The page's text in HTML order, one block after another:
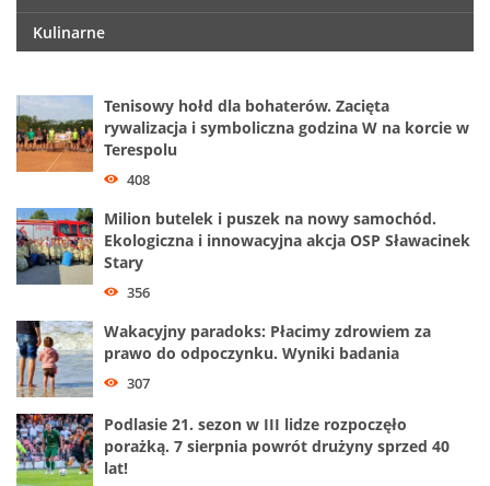
Kulinarne
Tenisowy hołd dla bohaterów. Zacięta
rywalizacja i symboliczna godzina W na korcie w
Terespolu
408
Milion butelek i puszek na nowy samochód.
Ekologiczna i innowacyjna akcja OSP Sławacinek
Stary
356
Wakacyjny paradoks: Płacimy zdrowiem za
prawo do odpoczynku. Wyniki badania
307
Podlasie 21. sezon w III lidze rozpoczęło
porażką. 7 sierpnia powrót drużyny sprzed 40
lat!